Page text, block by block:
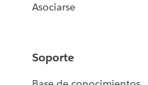
Asociarse
Soporte